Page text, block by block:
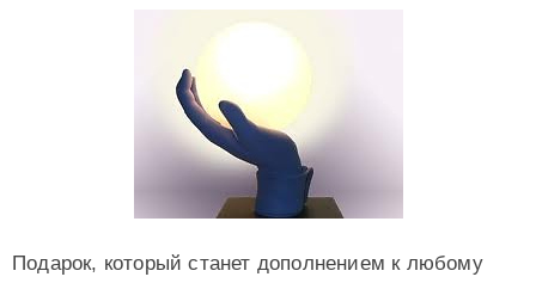
Подарок, который станет дополнением к любому